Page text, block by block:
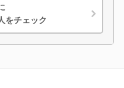
をチェック